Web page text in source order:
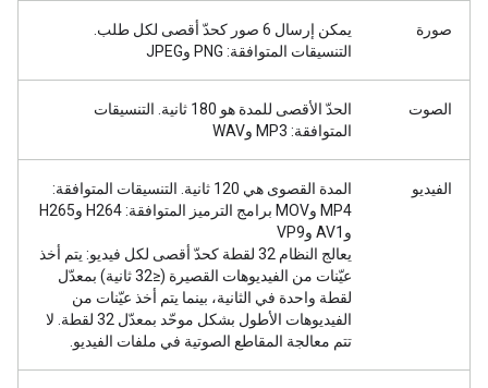
صورة
يمكن إرسال 6 صور كحدّ أقصى لكل طلب.
التنسيقات المتوافقة: PNG وJPEG
الصوت
الحدّ الأقصى للمدة هو 180 ثانية. التنسيقات
المتوافقة: MP3 وWAV
الفيديو
المدة القصوى هي 120 ثانية. التنسيقات المتوافقة:
MP4 وMOV برامج الترميز المتوافقة: H264 وH265
وAV1 وVP9
يعالج النظام 32 لقطة كحدّ أقصى لكل فيديو: يتم أخذ
عيّنات من الفيديوهات القصيرة (≤32 ثانية) بمعدّل
لقطة واحدة في الثانية، بينما يتم أخذ عيّنات من
الفيديوهات الأطول بشكل موحّد بمعدّل 32 لقطة. لا
تتم معالجة المقاطع الصوتية في ملفات الفيديو.